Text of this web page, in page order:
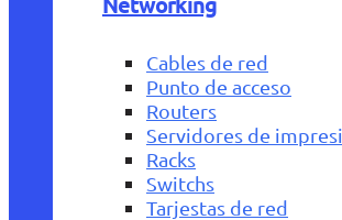
Cables de red
Punto de acceso
Routers
Servidores de
Racks
Switchs
Tarjestas de red